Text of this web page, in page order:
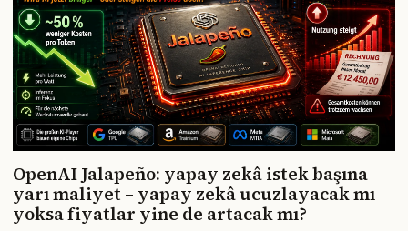
OpenAI Jalapeño: yapay zekâ istek başına
yarı maliyet – yapay zekâ ucuzlayacak mı
yoksa fiyatlar yine de artacak mı?